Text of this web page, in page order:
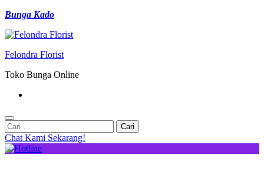
Bunga Kado
Felondra Florist
Toko Bunga Online
Cari
untuk:
Chat Kami Sekarang!